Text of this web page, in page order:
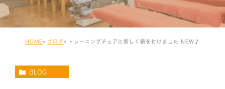
HOME ブログ トレーニングチェアに新しく鏡を付けました NEW♪
BLOG